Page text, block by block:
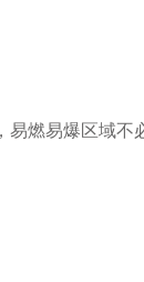
易燃易爆区域不